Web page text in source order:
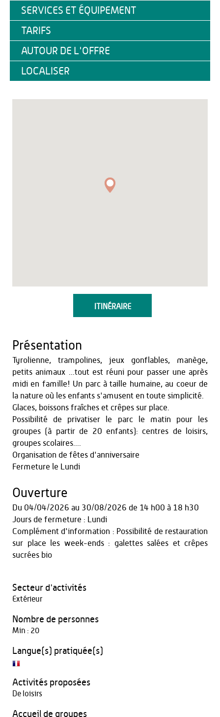
SERVICES ET ÉQUIPEMENT
TARIFS
AUTOUR DE L'OFFRE
LOCALISER
ITINÉRAIRE
Présentation
Tyrolienne, trampolines, jeux gonflables, manège,
petits animaux ...tout est réuni pour passer une après
midi en famille! Un parc à taille humaine, au coeur de
la nature où les enfants s'amusent en toute simplicité.
Glaces, boissons fraîches et crêpes sur place.
Possibilité de privatiser le parc le matin pour les
groupes (à partir de 20 enfants): centres de loisirs,
groupes scolaires....
Organisation de fêtes d'anniversaire
Fermeture le Lundi
Ouverture
Du 04/04/2026 au 30/08/2026 de 14 h00 à 18 h30
Jours de fermeture : Lundi
Complément d'information : Possibilité de restauration
sur place les week-ends : galettes salées et crêpes
sucrées bio
Secteur d'activités
Extérieur
Nombre de personnes
Min : 20
Langue(s) pratiquée(s)
Activités proposées
De loisirs
Accueil de groupes